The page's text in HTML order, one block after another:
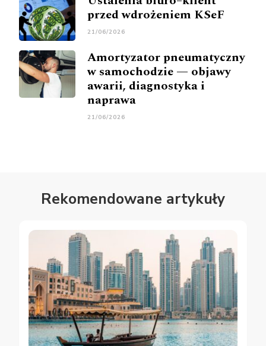
przed wdrożeniem KSeF
21/06/2026
Amortyzator pneumatyczny
w samochodzie — objawy
awarii, diagnostyka i
naprawa
21/06/2026
Rekomendowane artykuły